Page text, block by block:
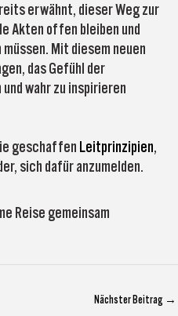
erwähnt, dieser Weg zur
Akten offen bleiben und
Mit diesem neuen
das Gefühl der
wahr zu inspirieren
geschaffen Leitprinzipien,
sich dafür anzumelden.
Reise gemeinsam
Nächster Beitrag →